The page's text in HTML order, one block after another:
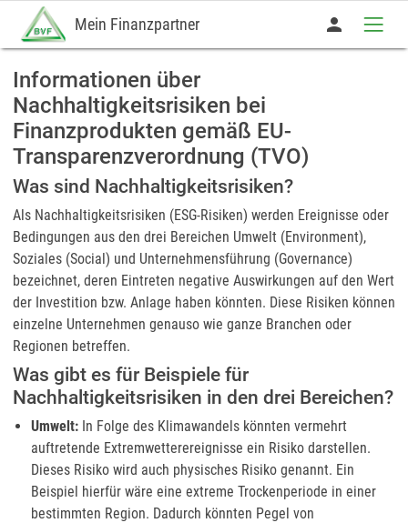
Mein Finanzpartner person
Informationen über
Nachhaltigkeitsrisiken bei
Finanzprodukten gemäß EU-
Transparenzverordnung (TVO)
Was sind Nachhaltigkeitsrisiken?
Als Nachhaltigkeitsrisiken (ESG-Risiken) werden Ereignisse oder
Bedingungen aus den drei Bereichen Umwelt (Environment),
Soziales (Social) und Unternehmensführung (Governance)
bezeichnet, deren Eintreten negative Auswirkungen auf den Wert
der Investition bzw. Anlage haben könnten. Diese Risiken können
einzelne Unternehmen genauso wie ganze Branchen oder
Regionen betreffen.
Was gibt es für Beispiele für
Nachhaltigkeitsrisiken in den drei Bereichen?
Umwelt: In Folge des Klimawandels könnten vermehrt
auftretende Extremwetterereignisse ein Risiko darstellen.
Dieses Risiko wird auch physisches Risiko genannt. Ein
Beispiel hierfür wäre eine extreme Trockenperiode in einer
bestimmten Region. Dadurch könnten Pegel von